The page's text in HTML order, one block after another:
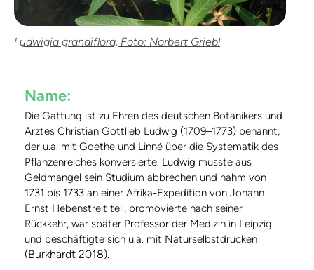
Ludwigia grandiflora, Foto: Norbert Griebl
Name:
Die Gattung ist zu Ehren des deutschen Botanikers und
Arztes Christian Gottlieb Ludwig (1709–1773) benannt,
der u.a. mit Goethe und Linné über die Systematik des
Pflanzenreiches konversierte. Ludwig musste aus
Geldmangel sein Studium abbrechen und nahm von
1731 bis 1733 an einer Afrika-Expedition von Johann
Ernst Hebenstreit teil, promovierte nach seiner
Rückkehr, war später Professor der Medizin in Leipzig
und beschäftigte sich u.a. mit Naturselbstdrucken
(Burkhardt 2018).